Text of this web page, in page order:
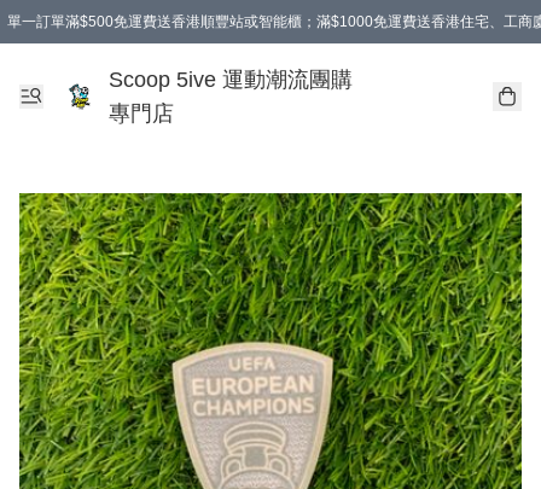
單一訂單滿$500免運費送香港順豐站或智能櫃；滿$1000免運費送香港住宅、工商
Scoop 5ive 運動潮流團購
專門店